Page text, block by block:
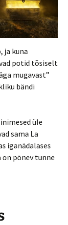
ja kuna
potid tõsiselt
mugavast”
bändi
üle
sama La
iganädalases
on põnev tunne